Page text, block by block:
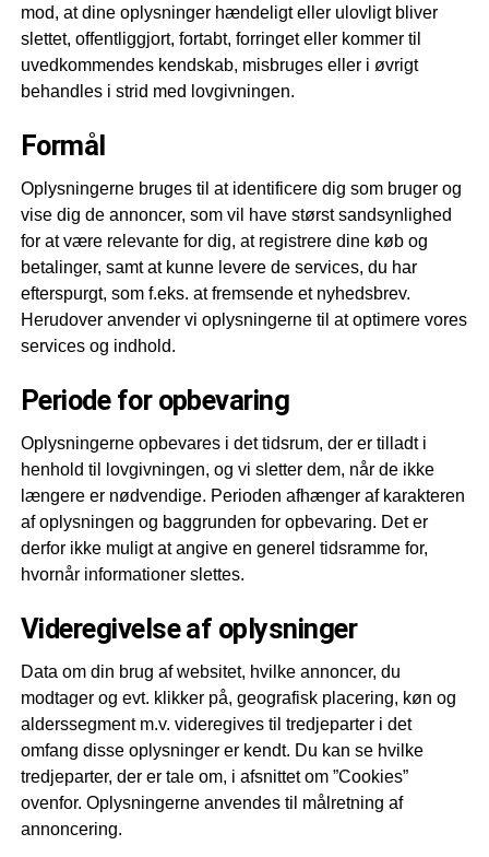
mod, at dine oplysninger hændeligt eller ulovligt bliver
slettet, offentliggjort, fortabt, forringet eller kommer til
uvedkommendes kendskab, misbruges eller i øvrigt
behandles i strid med lovgivningen.
Formål
Oplysningerne bruges til at identificere dig som bruger og
vise dig de annoncer, som vil have størst sandsynlighed
for at være relevante for dig, at registrere dine køb og
betalinger, samt at kunne levere de services, du har
efterspurgt, som f.eks. at fremsende et nyhedsbrev.
Herudover anvender vi oplysningerne til at optimere vores
services og indhold.
Periode for opbevaring
Oplysningerne opbevares i det tidsrum, der er tilladt i
henhold til lovgivningen, og vi sletter dem, når de ikke
længere er nødvendige. Perioden afhænger af karakteren
af oplysningen og baggrunden for opbevaring. Det er
derfor ikke muligt at angive en generel tidsramme for,
hvornår informationer slettes.
Videregivelse af oplysninger
Data om din brug af websitet, hvilke annoncer, du
modtager og evt. klikker på, geografisk placering, køn og
alderssegment m.v. videregives til tredjeparter i det
omfang disse oplysninger er kendt. Du kan se hvilke
tredjeparter, der er tale om, i afsnittet om ”Cookies”
ovenfor. Oplysningerne anvendes til målretning af
annoncering.